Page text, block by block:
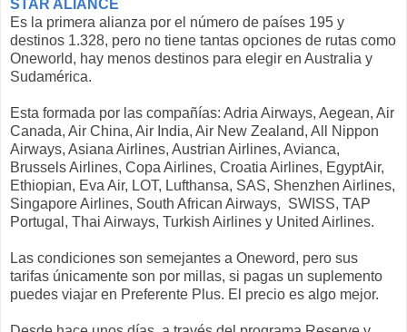
STAR ALIANCE
Es la primera alianza por el número de países 195 y
destinos 1.328, pero no tiene tantas opciones de rutas como
Oneworld, hay menos destinos para elegir en Australia y
Sudamérica.
Esta formada por las compañías: Adria Airways, Aegean, Air
Canada, Air China, Air India, Air New Zealand, All Nippon
Airways, Asiana Airlines, Austrian Airlines, Avianca,
Brussels Airlines, Copa Airlines, Croatia Airlines, EgyptAir,
Ethiopian, Eva Air, LOT, Lufthansa, SAS, Shenzhen Airlines,
Singapore Airlines, South African Airways, SWISS, TAP
Portugal, Thai Airways, Turkish Airlines y United Airlines.
Las condiciones son semejantes a Oneword, pero sus
tarifas únicamente son por millas, si pagas un suplemento
puedes viajar en Preferente Plus. El precio es algo mejor.